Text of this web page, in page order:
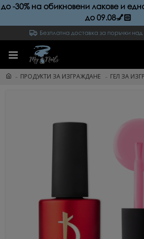
до -30% на обикновени лакове и
до 09.08💅🏻
Безплатна доставка за поръчки над
ПРОДУКТИ ЗА ИЗГРАЖДАНЕ ГЕЛ ЗА